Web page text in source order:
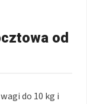
od
do 10 kg i